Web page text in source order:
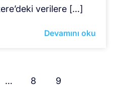
verilere […]
Devamını oku
… 8 9